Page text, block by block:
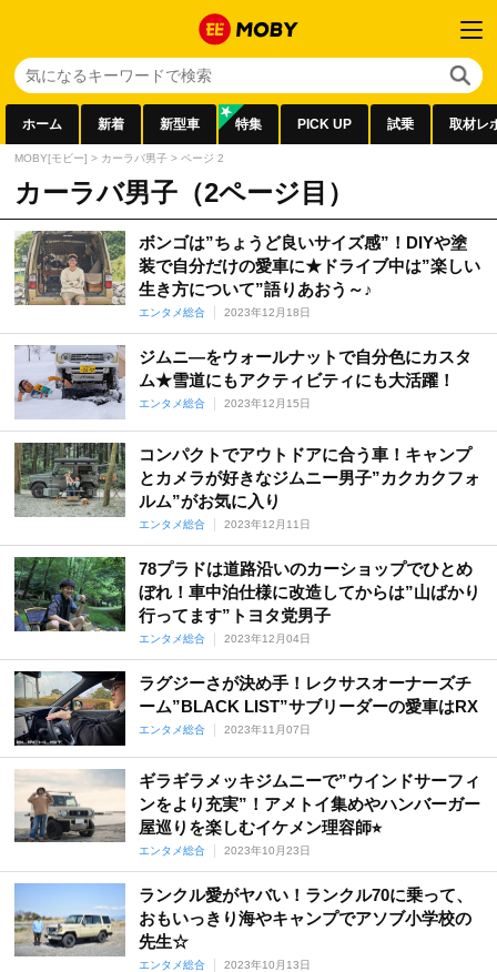
ホーム 新着 新型車 特集 PICK UP 試乗 取材レ
MOBY[モビー] > カーラバ男子 > ページ 2
カーラバ男子（2ページ目）
ボンゴは”ちょうど良いサイズ感”！DIYや塗
装で自分だけの愛車に★ドライブ中は”楽しい
生き方について”語りあおう～♪
エンタメ総合 2023年12月18日
ジムニ―をウォールナットで自分色にカスタ
ム★雪道にもアクティビティにも大活躍！
エンタメ総合 2023年12月15日
コンパクトでアウトドアに合う車！キャンプ
とカメラが好きなジムニー男子”カクカクフォ
ルム”がお気に入り
エンタメ総合 2023年12月11日
78プラドは道路沿いのカーショップでひとめ
ぼれ！車中泊仕様に改造してからは”山ばかり
行ってます”トヨタ党男子
エンタメ総合 2023年12月04日
ラグジーさが決め手！レクサスオーナーズチ
ーム”BLACK LIST”サブリーダーの愛車はRX
エンタメ総合 2023年11月07日
ギラギラメッキジムニーで”ウインドサーフィ
ンをより充実”！アメトイ集めやハンバーガー
屋巡りを楽しむイケメン理容師⭐︎
エンタメ総合 2023年10月23日
ランクル愛がヤバい！ランクル70に乗って、
おもいっきり海やキャンプでアソブ小学校の
先生☆
エンタメ総合 2023年10月13日